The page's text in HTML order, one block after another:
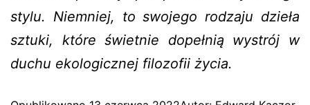
stylu. Niemniej, to swojego rodzaju dzieła
sztuki, które świetnie dopełnią wystrój w
duchu ekologicznej filozofii życia.